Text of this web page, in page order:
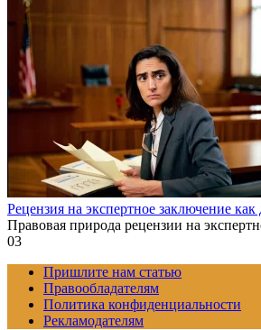
Рецензия на экспертное заключение как
Правовая природа рецензии на
03
Пришлите нам статью
Правообладателям
Политика конфиденциальности
Рекламодателям